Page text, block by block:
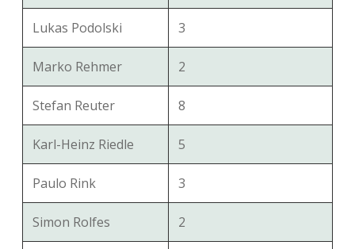
Lukas Podolski 3
Marko Rehmer 2
Stefan Reuter 8
Karl-Heinz Riedle 5
Paulo Rink 3
Simon Rolfes 2